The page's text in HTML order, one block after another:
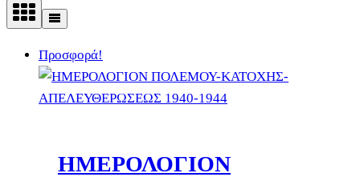
Προσφορά!
ΗΜΕΡΟΛΟΓΙΟΝ